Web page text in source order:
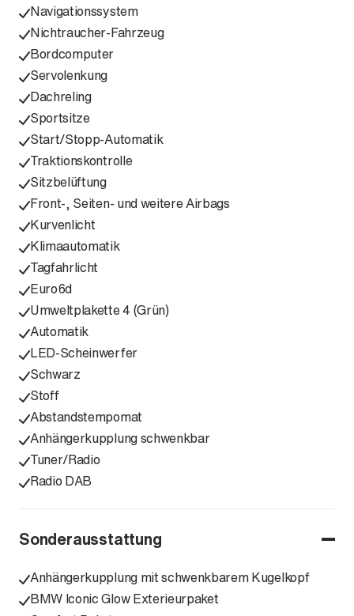
Navigationssystem
Nichtraucher-Fahrzeug
Bordcomputer
Servolenkung
Dachreling
Sportsitze
Start/Stopp-Automatik
Traktionskontrolle
Sitzbelüftung
Front-, Seiten- und weitere Airbags
Kurvenlicht
Klimaautomatik
Tagfahrlicht
Euro6d
Umweltplakette 4 (Grün)
Automatik
LED-Scheinwerfer
Schwarz
Stoff
Abstandstempomat
Anhängerkupplung schwenkbar
Tuner/Radio
Radio DAB
Sonderausstattung
Anhängerkupplung mit schwenkbarem Kugelkopf
BMW Iconic Glow Exterieurpaket